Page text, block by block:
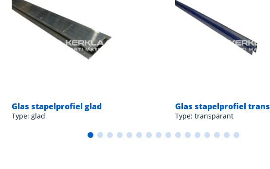
Glas stapelprofiel glad
Type: glad
Glas stapelprofiel
Type: transparant